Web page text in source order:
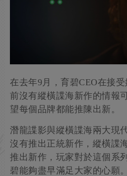
在去年9月，育碧CEO在接
前沒有縱橫諜海新作的情報
望每個品牌都能推陳出新。
潛龍諜影與縱橫諜海兩大現
沒有推出正統新作，縱橫諜
推出新作，玩家對於這個系
碧能夠盡早滿足大家的心願。